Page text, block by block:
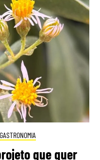
GASTRONOMIA
que quer